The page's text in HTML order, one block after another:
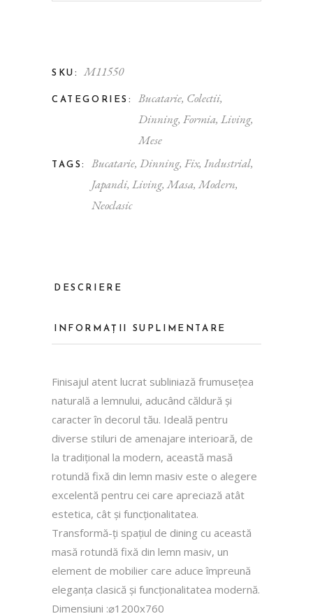
SKU: M11550
CATEGORIES: Bucatarie, Colectii,
Dinning, Formia, Living,
Mese
TAGS: Bucatarie, Dinning, Fix, Industrial,
Japandi, Living,Masa,Modern,
Neoclasic
DESCRIERE
INFORMAȚII SUPLIMENTARE
Finisajul atent lucrat subliniază frumusețea
naturală a lemnului, aducând căldură și
caracter în decorul tău. Ideală pentru
diverse stiluri de amenajare interioară, de
la tradițional la modern, această masă
rotundă fixă din lemn masiv este o alegere
excelentă pentru cei care apreciază atât
estetica, cât și funcționalitatea.
Transformă-ți spațiul de dining cu această
masă rotundă fixă din lemn masiv, un
element de mobilier care aduce împreună
eleganța clasică și funcționalitatea modernă.
Dimensiuni :⌀1200х760